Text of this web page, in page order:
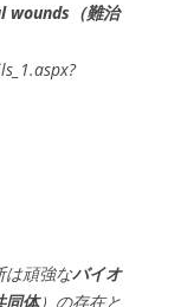
wounds（難治
は頑強なバイオ
同体）の存在と